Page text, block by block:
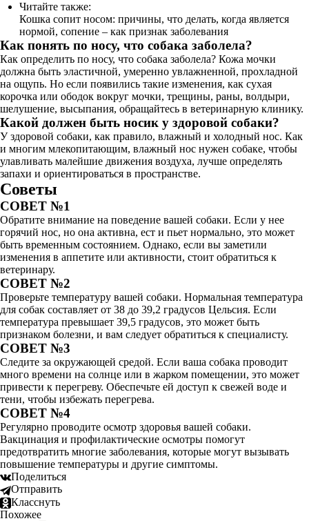
Читайте также:
Кошка сопит носом: причины, что делать, когда является
нормой, сопение – как признак заболевания
Как понять по носу, что собака заболела?
Как определить по носу, что собака заболела? Кожа мочки
должна быть эластичной, умеренно увлажненной, прохладной
на ощупь. Но если появились такие изменения, как сухая
корочка или ободок вокруг мочки, трещины, раны, волдыри,
шелушение, высыпания, обращайтесь в ветеринарную клинику.
Какой должен быть носик у здоровой собаки?
У здоровой собаки, как правило, влажный и холодный нос. Как
и многим млекопитающим, влажный нос нужен собаке, чтобы
улавливать малейшие движения воздуха, лучше определять
запахи и ориентироваться в пространстве.
Советы
СОВЕТ №1
Обратите внимание на поведение вашей собаки. Если у нее
горячий нос, но она активна, ест и пьет нормально, это может
быть временным состоянием. Однако, если вы заметили
изменения в аппетите или активности, стоит обратиться к
ветеринару.
СОВЕТ №2
Проверьте температуру вашей собаки. Нормальная температура
для собак составляет от 38 до 39,2 градусов Цельсия. Если
температура превышает 39,5 градусов, это может быть
признаком болезни, и вам следует обратиться к специалисту.
СОВЕТ №3
Следите за окружающей средой. Если ваша собака проводит
много времени на солнце или в жарком помещении, это может
привести к перегреву. Обеспечьте ей доступ к свежей воде и
тени, чтобы избежать перегрева.
СОВЕТ №4
Регулярно проводите осмотр здоровья вашей собаки.
Вакцинация и профилактические осмотры помогут
предотвратить многие заболевания, которые могут вызывать
повышение температуры и другие симптомы.
Поделиться
Отправить
Класснуть
Похожее